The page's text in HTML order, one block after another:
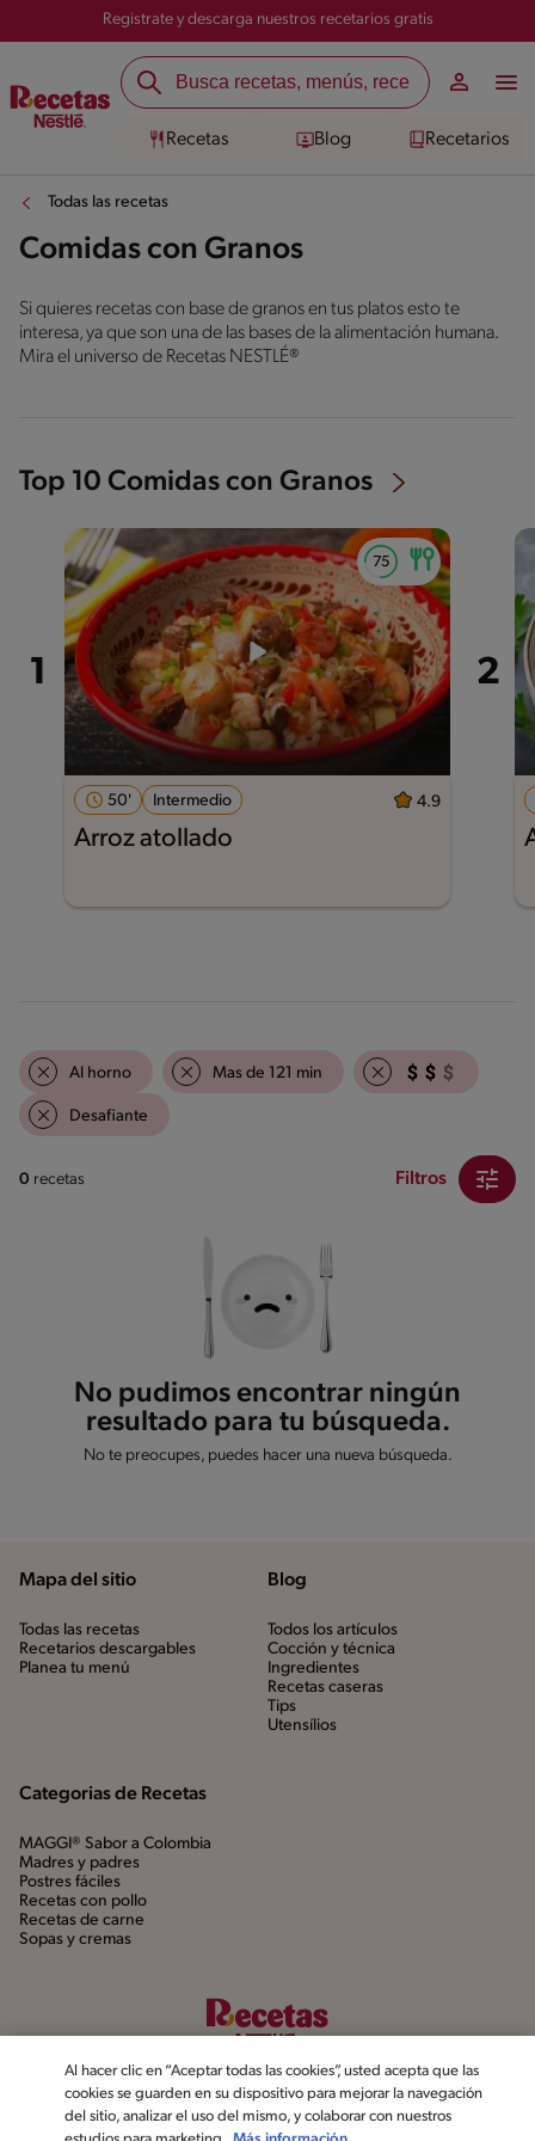
Registrate y descarga nuestros recetarios gratis
Recetas Blog Recetarios
Todas las recetas
Comidas con Granos
Si quieres recetas con base de granos en tus platos esto te
interesa, ya que son una de las bases de la alimentación humana.
Mira el universo de Recetas NESTLÉ®
Top 10 Comidas con Granos
50' Intermedio 4.9
Arroz atollado
Al horno Mas de 121 min
Desafiante
0 recetas Filtros
No pudimos encontrar ningún
resultado para tu búsqueda.
No te preocupes, puedes hacer una nueva búsqueda.
Mapa del sitio
Todas las recetas
Recetarios descargables
Planea tu menú
Blog
Todos los artículos
Cocción y técnica
Ingredientes
Recetas caseras
Tips
Utensílios
Categorias de Recetas
MAGGI® Sabor a Colombia
Madres y padres
Postres fáciles
Recetas con pollo
Recetas de carne
Sopas y cremas
Al hacer clic en “Aceptar todas las cookies”, usted acepta que las
cookies se guarden en su dispositivo para mejorar la navegación
del sitio, analizar el uso del mismo, y colaborar con nuestros